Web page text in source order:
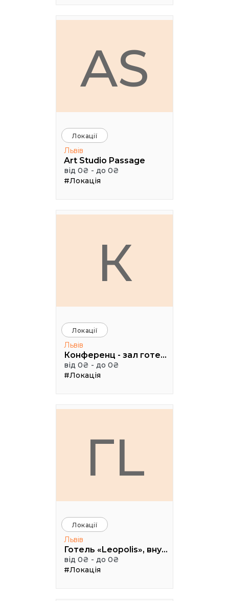
AS
Локації
Львів
Art Studio Passage
від 0₴ - до 0₴
#Локація
К
Локації
Львів
Конференц - зал готелю ТАУРУС
від 0₴ - до 0₴
#Локація
ГL
Локації
Львів
Готель «Leopolis», внутрішній дворик, вул. Театральна, 16, м. Львів
від 0₴ - до 0₴
#Локація